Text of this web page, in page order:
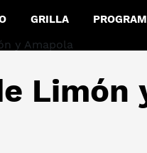
GRILLA
Limón